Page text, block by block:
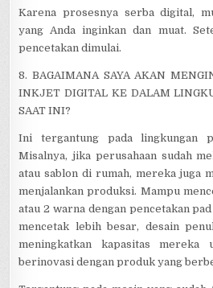
Karena prosesnya serba digital,
yang Anda inginkan dan muat.
pencetakan dimulai.
8. BAGAIMANA SAYA AKAN
INKJET DIGITAL KE DALAM
SAAT INI?
Ini tergantung pada lingkungan
Misalnya, jika perusahaan sudah
atau sablon di rumah, mereka juga
menjalankan produksi. Mampu
atau 2 warna dengan pencetakan
mencetak lebih besar, desain
meningkatkan kapasitas mereka
berinovasi dengan produk yang